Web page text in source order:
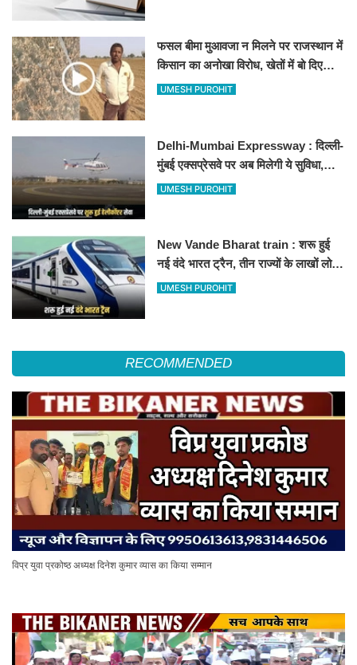
फसल बीमा मुआवजा न मिलने पर राजस्थान में
किसान का अनोखा विरोध, खेतों में बो दिए
500-500 रुपए के नोट, वीडियो वायरल
UMESH PUROHIT
Delhi-Mumbai Expressway : दिल्ली-
मुंबई एक्सप्रेसवे पर अब मिलेगी ये सुविधा,
हेलीकॉप्टर सर्विस से तुरंत घायल पहुंचेगा
UMESH PUROHIT
New Vande Bharat train : शरू हुई
नई वंदे भारत ट्रैन, तीन राज्यों के लाखों लोगों
का सफर होगा आसान, देखें पूरा रूटमैप
UMESH PUROHIT
RECOMMENDED
विप्र युवा प्रकोष्ठ अध्यक्ष दिनेश कुमार व्यास का किया सम्मान